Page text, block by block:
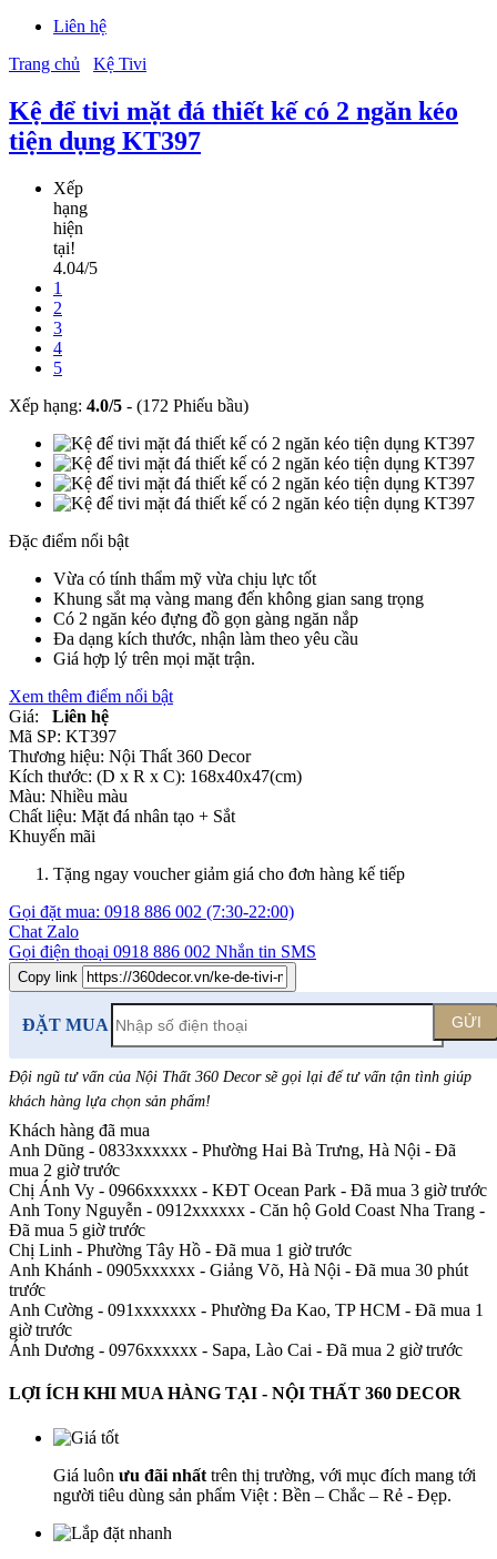
Liên hệ
Trang chủ
Kệ Tivi
Kệ để tivi mặt đá thiết kế có 2 ngăn kéo
tiện dụng KT397
Xếp
hạng
hiện
tại!
4.04/5
1
2
3
4
5
Xếp hạng: 4.0/5 - (172 Phiếu bầu)
Đặc điểm nổi bật
Vừa có tính thẩm mỹ vừa chịu lực tốt
Khung sắt mạ vàng mang đến không gian sang trọng
Có 2 ngăn kéo đựng đồ gọn gàng ngăn nắp
Đa dạng kích thước, nhận làm theo yêu cầu
Giá hợp lý trên mọi mặt trận.
Xem thêm điểm nổi bật
Giá:
Liên hệ
Mã SP: KT397
Thương hiệu: Nội Thất 360 Decor
Kích thước: (D x R x C): 168x40x47(cm)
Màu: Nhiều màu
Chất liệu: Mặt đá nhân tạo + Sắt
Khuyến mãi
Tặng ngay voucher giảm giá cho đơn hàng kế tiếp
Gọi đặt mua: 0918 886 002 (7:30-22:00)
Chat Zalo
Gọi điện thoại 0918 886 002 Nhắn tin SMS
Copy link
ĐẶT MUA GỬI
Đội ngũ tư vấn của Nội Thất 360 Decor sẽ gọi lại để tư vấn tận tình giúp
khách hàng lựa chọn sản phẩm!
Khách hàng đã mua
Anh Dũng - 0833xxxxxx - Phường Hai Bà Trưng, Hà Nội - Đã
mua 2 giờ trước
Chị Ánh Vy - 0966xxxxxx - KĐT Ocean Park - Đã mua 3 giờ trước
Anh Tony Nguyễn - 0912xxxxxx - Căn hộ Gold Coast Nha Trang -
Đã mua 5 giờ trước
Chị Linh - Phường Tây Hồ - Đã mua 1 giờ trước
Anh Khánh - 0905xxxxxx - Giảng Võ, Hà Nội - Đã mua 30 phút
trước
Anh Cường - 091xxxxxxx - Phường Đa Kao, TP HCM - Đã mua 1
giờ trước
Ánh Dương - 0976xxxxxx - Sapa, Lào Cai - Đã mua 2 giờ trước
LỢI ÍCH KHI MUA HÀNG TẠI - NỘI THẤT 360 DECOR
Giá luôn ưu đãi nhất trên thị trường, với mục đích mang tới
người tiêu dùng sản phẩm Việt : Bền – Chắc – Rẻ - Đẹp.